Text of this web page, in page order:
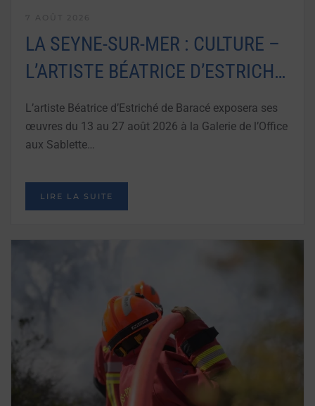
LA SEYNE-SUR-MER : CULTURE –
L’ARTISTE BÉATRICE D’ESTRICH…
L’artiste Béatrice d’Estriché de Baracé exposera ses
œuvres du 13 au 27 août 2026 à la Galerie de l’Office
aux Sablette…
LIRE LA SUITE